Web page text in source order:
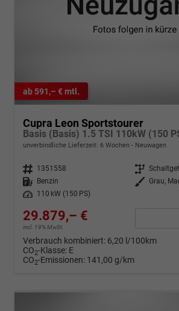
ab 591,– € mtl.
Cupra Leon Sportstourer
unverbindliche Lieferzeit: 6 Wochen Neuwagen
Fahrzeugnr. 1351558 Getriebe
Kraftstoff
Benzin Außenfarbe
Grau,
Leistung
110 kW (150 PS)
29.879,– €
incl. 19% MwSt.
Verbrauch kombiniert: 6,20 l/100km
CO2-Klasse: E
CO2-Emissionen: 141,00 g/km